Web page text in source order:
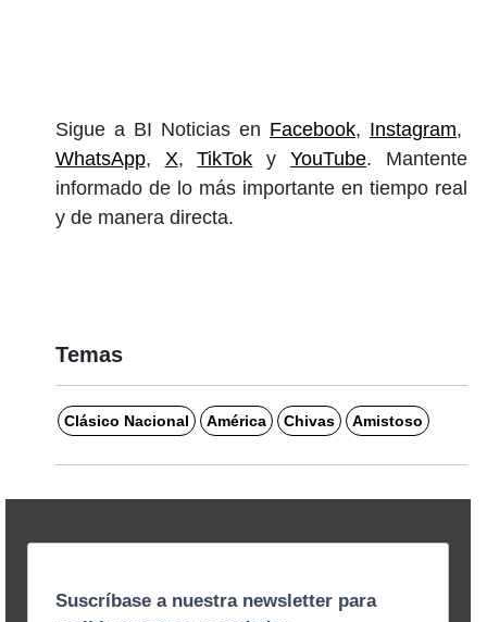
Sigue a BI Noticias en Facebook, Instagram,
WhatsApp, X,TikTok yYouTube. Mantente
informado de lo más importante en tiempo real
y de manera directa.
Temas
Clásico Nacional América Chivas Amistoso